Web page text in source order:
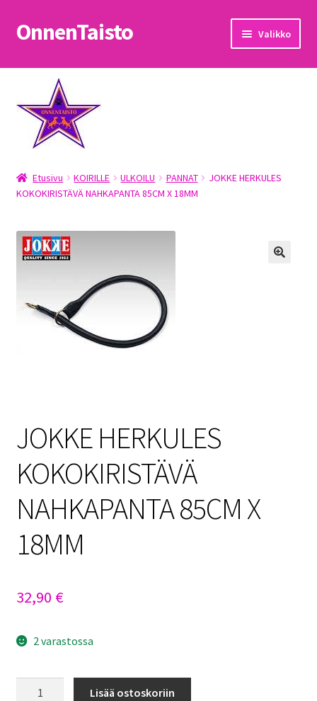
Siirry
navigointiin
Siirry
sisältöön
OnnenTaisto Valikko
Etusivu
Kassa
Oma tili
OnnenTaisto
Palautukset
Uutisia
Etusivu KOIRILLE ULKOILU PANNAT
JOKKE HERKULES
KOKOKIRISTÄVÄ NAHKAPANTA 85CM X 18MM
JOKKE HERKULES
KOKOKIRISTÄVÄ
NAHKAPANTA 85CM X
18MM
32,90 €
2 varastossa
Lisää ostoskoriin